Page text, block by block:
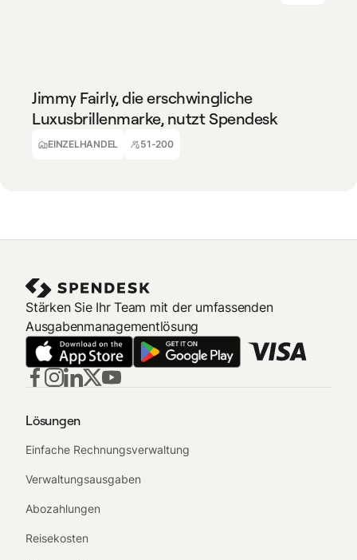
Jimmy Fairly, die erschwingliche
Luxusbrillenmarke, nutzt Spendesk
EINZELHANDEL 51-200
Nadir Boualem
Administrative, Treasury and Financing Officer
Stärken Sie Ihr Team mit der umfassenden
Ausgabenmanagementlösung
Lösungen
Einfache Rechnungsverwaltung
Verwaltungsausgaben
Abozahlungen
Reisekosten